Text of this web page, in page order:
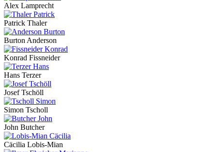
Alex Lamprecht
Patrick Thaler
Burton Anderson
Konrad Fissneider
Hans Terzer
Josef Tschöll
Simon Tscholl
John Butcher
Cäcilia Lobis-Mian